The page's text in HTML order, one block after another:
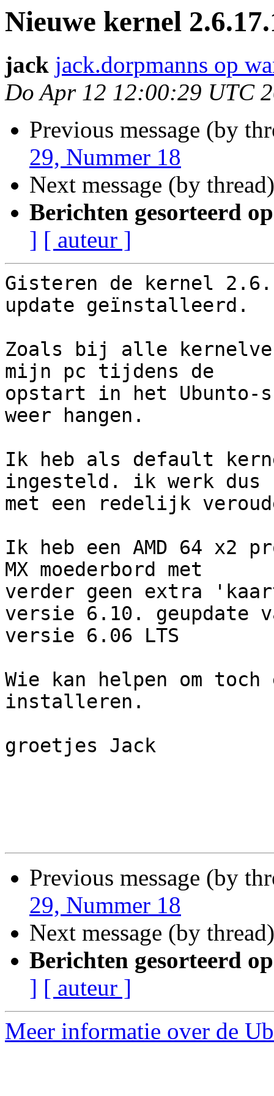
Nieuwe kernel
jack jack.dorpmanns op
Do Apr 12 12:00:29 UTC
Previous message (by
29, Nummer 18
Next message (by
Berichten gesorteerd
] [ auteur ]
Gisteren de kernel
update geïnstalleerd.
Zoals bij alle
mijn pc tijdens de
opstart in het Ubunto-
weer hangen.
Ik heb als default
ingesteld. ik werk
met een redelijk
Ik heb een AMD 64 x2
MX moederbord met
verder geen extra
versie 6.10. geupdate
versie 6.06 LTS
Wie kan helpen om
installeren.
groetjes Jack
Previous message (by
29, Nummer 18
Next message (by
Berichten gesorteerd
] [ auteur ]
Meer informatie over de